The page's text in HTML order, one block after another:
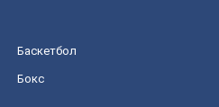
Баскетбол
Бокс